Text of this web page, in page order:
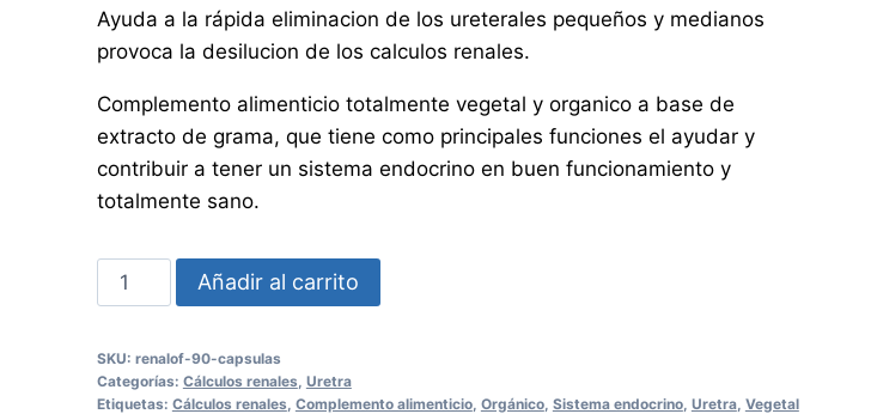
Ayuda a la rápida eliminacion de los ureterales pequeños y medianos
provoca la desilucion de los calculos renales.
Complemento alimenticio totalmente vegetal y organico a base de
extracto de grama, que tiene como principales funciones el ayudar y
contribuir a tener un sistema endocrino en buen funcionamiento y
totalmente sano.
RENALOF
90
cantidad
Añadir al carrito
SKU: renalof-90-capsulas
Categorías: Cálculos renales Uretra
Etiquetas: Cálculos renales Complemento alimenticio, Orgánico, Sistema endocrino, Uretra, Vegetal